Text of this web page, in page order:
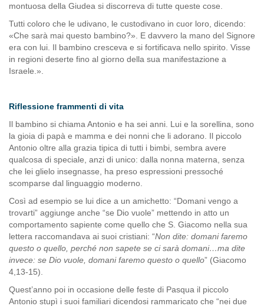
montuosa della Giudea si discorreva di tutte queste cose.
Tutti coloro che le udivano, le custodivano in cuor loro, dicendo:
«Che sarà mai questo bambino?». E davvero la mano del Signore
era con lui. Il bambino cresceva e si fortificava nello spirito. Visse
in regioni deserte fino al giorno della sua manifestazione a
Israele.».
Riflessione frammenti di vita
Il bambino si chiama Antonio e ha sei anni. Lui e la sorellina, sono
la gioia di papà e mamma e dei nonni che li adorano. Il piccolo
Antonio oltre alla grazia tipica di tutti i bimbi, sembra avere
qualcosa di speciale, anzi di unico: dalla nonna materna, senza
che lei glielo insegnasse, ha preso espressioni pressoché
scomparse dal linguaggio moderno.
Così ad esempio se lui dice a un amichetto: “Domani vengo a
trovarti” aggiunge anche “se Dio vuole” mettendo in atto un
comportamento sapiente come quello che S. Giacomo nella sua
lettera raccomandava ai suoi cristiani: “Non dite: domani faremo
questo o quello, perché non sapete se ci sarà domani…ma dite
invece: se Dio vuole, domani faremo questo o quello” (Giacomo
4,13-15).
Quest’anno poi in occasione delle feste di Pasqua il piccolo
Antonio stupì i suoi familiari dicendosi rammaricato che “nei due